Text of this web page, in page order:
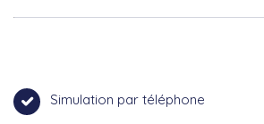
Simulation par téléphone